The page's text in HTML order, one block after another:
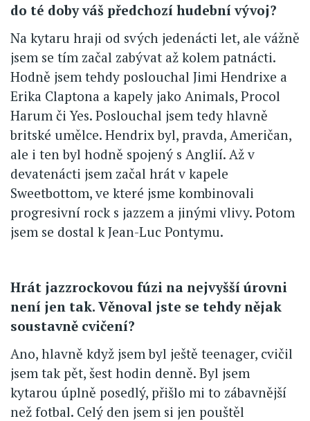
do té doby váš předchozí hudební vývoj?
Na kytaru hraji od svých jedenácti let, ale vážně
jsem se tím začal zabývat až kolem patnácti.
Hodně jsem tehdy poslouchal Jimi Hendrixe a
Erika Claptona a kapely jako Animals, Procol
Harum či Yes. Poslouchal jsem tedy hlavně
britské umělce. Hendrix byl, pravda, Američan,
ale i ten byl hodně spojený s Anglií. Až v
devatenácti jsem začal hrát v kapele
Sweetbottom, ve které jsme kombinovali
progresivní rock s jazzem a jinými vlivy. Potom
jsem se dostal k Jean-Luc Pontymu.
Hrát jazzrockovou fúzi na nejvyšší úrovni
není jen tak. Věnoval jste se tehdy nějak
soustavně cvičení?
Ano, hlavně když jsem byl ještě teenager, cvičil
jsem tak pět, šest hodin denně. Byl jsem
kytarou úplně posedlý, přišlo mi to zábavnější
než fotbal. Celý den jsem si jen pouštěl